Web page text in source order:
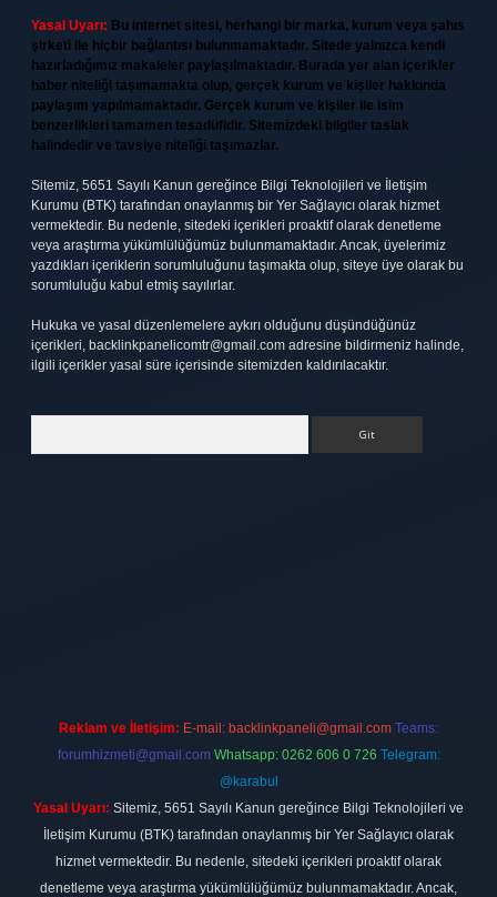
Yasal Uyarı: Bu internet sitesi, herhangi bir marka, kurum veya şahıs
şirketi ile hiçbir bağlantısı bulunmamaktadır. Sitede yalnızca kendi
hazırladığımız makaleler paylaşılmaktadır. Burada yer alan içerikler
haber niteliği taşımamakta olup, gerçek kurum ve kişiler hakkında
paylaşım yapılmamaktadır. Gerçek kurum ve kişiler ile isim
benzerlikleri tamamen tesadüfidir. Sitemizdeki bilgiler taslak
halindedir ve tavsiye niteliği taşımazlar.
Sitemiz, 5651 Sayılı Kanun gereğince Bilgi Teknolojileri ve İletişim
Kurumu (BTK) tarafından onaylanmış bir Yer Sağlayıcı olarak hizmet
vermektedir. Bu nedenle, sitedeki içerikleri proaktif olarak denetleme
veya araştırma yükümlülüğümüz bulunmamaktadır. Ancak, üyelerimiz
yazdıkları içeriklerin sorumluluğunu taşımakta olup, siteye üye olarak bu
sorumluluğu kabul etmiş sayılırlar.
Hukuka ve yasal düzenlemelere aykırı olduğunu düşündüğünüz
içerikleri, backlinkpanelicomtr@gmail.com adresine bildirmeniz halinde,
ilgili içerikler yasal süre içerisinde sitemizden kaldırılacaktır.
Reklam ve İletişim: E-mail: backlinkpaneli@gmail.com Teams:
forumhizmeti@gmail.com Whatsapp: 0262 606 0 726 Telegram:
@karabul
Yasal Uyarı: Sitemiz, 5651 Sayılı Kanun gereğince Bilgi Teknolojileri ve
İletişim Kurumu (BTK) tarafından onaylanmış bir Yer Sağlayıcı olarak
hizmet vermektedir. Bu nedenle, sitedeki içerikleri proaktif olarak
denetleme veya araştırma yükümlülüğümüz bulunmamaktadır. Ancak,